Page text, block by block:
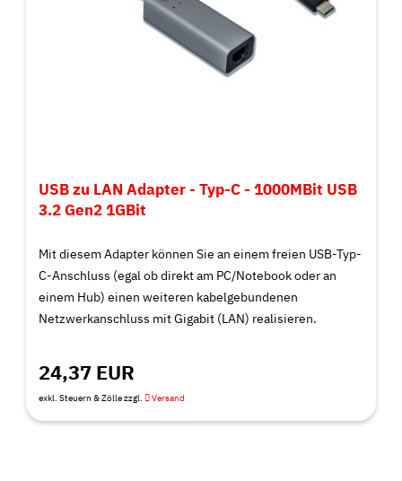
USB zu LAN Adapter - Typ-C - 1000MBit USB
3.2 Gen2 1GBit
Mit diesem Adapter können Sie an einem freien USB-Typ-
C-Anschluss (egal ob direkt am PC/Notebook oder an
einem Hub) einen weiteren kabelgebundenen
Netzwerkanschluss mit Gigabit (LAN) realisieren.
24,37 EUR
exkl. Steuern & Zölle zzgl. Versand